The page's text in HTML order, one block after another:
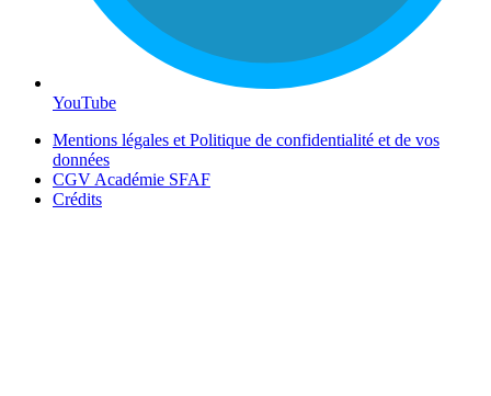
YouTube
Mentions légales et Politique de confidentialité et de vos
données
CGV Académie SFAF
Crédits